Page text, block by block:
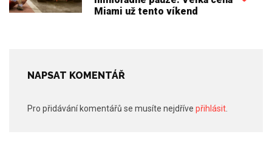
Miami už tento víkend
NAPSAT KOMENTÁŘ
Pro přidávání komentářů se musíte nejdříve přihlásit